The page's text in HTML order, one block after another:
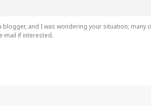
and I was wondering your situation;
mail if interested.